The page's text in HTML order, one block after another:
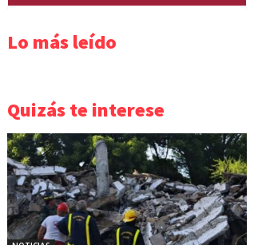
Lo más leído
Quizás te interese